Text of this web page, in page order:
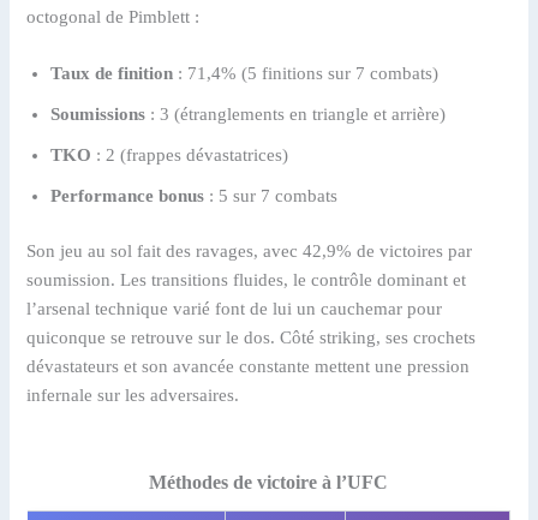
octogonal de Pimblett :
Taux de finition : 71,4% (5 finitions sur 7 combats)
Soumissions : 3 (étranglements en triangle et arrière)
TKO : 2 (frappes dévastatrices)
Performance bonus : 5 sur 7 combats
Son jeu au sol fait des ravages, avec 42,9% de victoires par
soumission. Les transitions fluides, le contrôle dominant et
l’arsenal technique varié font de lui un cauchemar pour
quiconque se retrouve sur le dos. Côté striking, ses crochets
dévastateurs et son avancée constante mettent une pression
infernale sur les adversaires.
Méthodes de victoire à l’UFC